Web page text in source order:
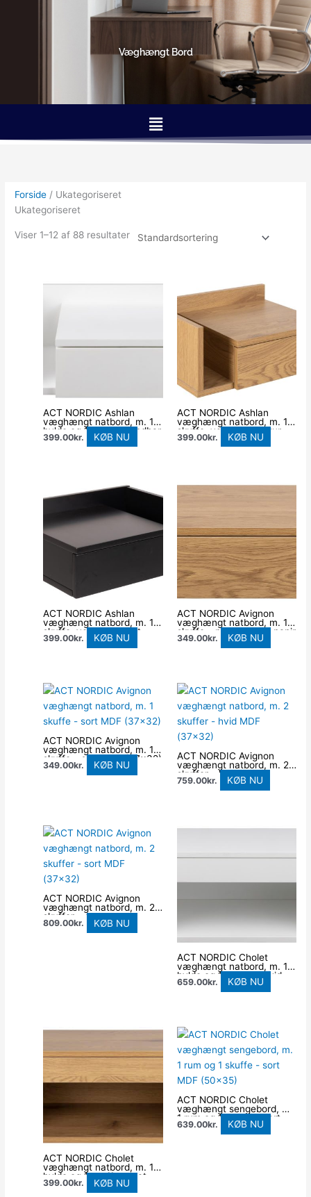
Væghængt Bord
Menu
Forside / Ukategoriseret
Ukategoriseret
Viser 1–12 af 88 resultater
ACT NORDIC Ashlan
væghængt natbord, m. 1
hylde og 1 skuffe, vendbar
– hvid MDF (40×32)
399.00kr. KØB NU
ACT NORDIC Ashlan
væghængt natbord, m. 1
skuffe, vendbar – natur
vildeg papir MDF (40×32)
399.00kr. KØB NU
ACT NORDIC Ashlan
væghængt natbord, m. 1
skuffe, vendbar – sort
MDF (40×32)
399.00kr. KØB NU
ACT NORDIC Avignon
væghængt natbord, m. 1
skuffe – natur vild eg papir
MDF (37×32)
349.00kr. KØB NU
ACT NORDIC Avignon
væghængt natbord, m. 1
skuffe – sort MDF (37×32)
349.00kr. KØB NU
ACT NORDIC Avignon
væghængt natbord, m. 2
skuffer – hvid MDF
(37×32)
759.00kr. KØB NU
ACT NORDIC Avignon
væghængt natbord, m. 2
skuffer – sort MDF
(37×32)
809.00kr. KØB NU
ACT NORDIC Cholet
væghængt natbord, m. 1
hylde og 1 skuffe – hvid
MDF (50×35)
659.00kr. KØB NU
ACT NORDIC Cholet
væghængt natbord, m. 1
hylde og 1 skuffe – mat
vild eg ru papir (50×35)
399.00kr. KØB NU
ACT NORDIC Cholet
væghængt sengebord, m.
1 rum og 1 skuffe – sort
MDF (50×35)
639.00kr. KØB NU